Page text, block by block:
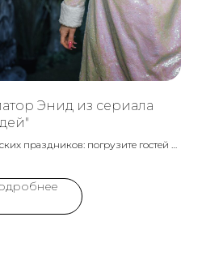
Энид из сериала
праздников: погрузите гостей в
для создания атмосферы
и веселья.